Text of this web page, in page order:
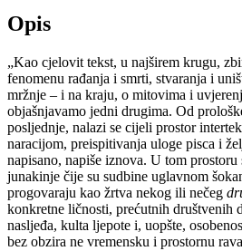
Opis
„Kao cjelovit tekst, u najširem krugu,
fenomenu rađanja i smrti, stvaranja i
mržnje – i na kraju, o mitovima i
objašnjavamo jedni drugima. Od
posljednje, nalazi se cijeli prostor
naracijom, preispitivanja uloge pisca i
napisano, napiše iznova. U tom
junakinje čije su sudbine uglavnom
progovaraju kao žrtva nekog ili nečeg
konkretne ličnosti, prećutnih društvenih
nasljeđa, kulta ljepote i, uopšte,
bez obzira ne vremensku i prostornu